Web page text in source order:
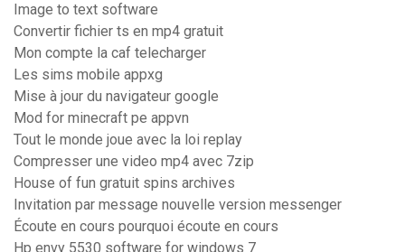
Image to text software
Convertir fichier ts en mp4 gratuit
Mon compte la caf telecharger
Les sims mobile appxg
Mise à jour du navigateur google
Mod for minecraft pe appvn
Tout le monde joue avec la loi replay
Compresser une video mp4 avec 7zip
House of fun gratuit spins archives
Invitation par message nouvelle version messenger
Écoute en cours pourquoi écoute en cours
Hp envy 5530 software for windows 7